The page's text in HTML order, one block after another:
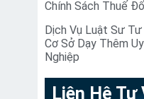
Chính Sách Thuế
Dịch Vụ Luật Sư
Cơ Sở Dạy Thêm
Nghiệp
Liên Hệ Tư